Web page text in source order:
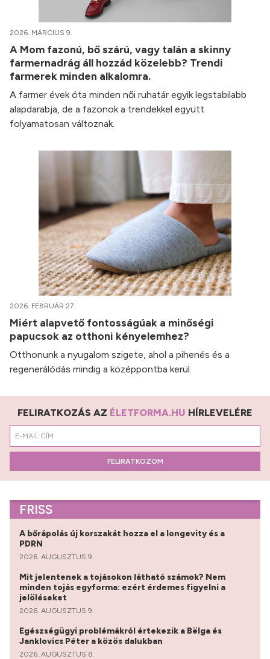
2026. MÁRCIUS 9.
A Mom fazonú, bő szárú, vagy talán a skinny
farmernadrág áll hozzád közelebb? Trendi
farmerek minden alkalomra.
A farmer évek óta minden női ruhatár egyik legstabilabb
alapdarabja, de a fazonok a trendekkel együtt
folyamatosan változnak.
2026. FEBRUÁR 27.
Miért alapvető fontosságúak a minőségi
papucsok az otthoni kényelemhez?
Otthonunk a nyugalom szigete, ahol a pihenés és a
regenerálódás mindig a középpontba kerül.
FELIRATKOZÁS AZ ÉLETFORMA.HU HÍRLEVELÉRE
FELIRATKOZOM
FRISS
A bőrápolás új korszakát hozza el a longevity és a
PDRN
2026. AUGUSZTUS 9.
Mit jelentenek a tojásokon látható számok? Nem
minden tojás egyforma: ezért érdemes figyelni a
jelöléseket
2026. AUGUSZTUS 9.
Egészségügyi problémákról értekezik a Bëlga és
Janklovics Péter a közös dalukban
2026. AUGUSZTUS 8.